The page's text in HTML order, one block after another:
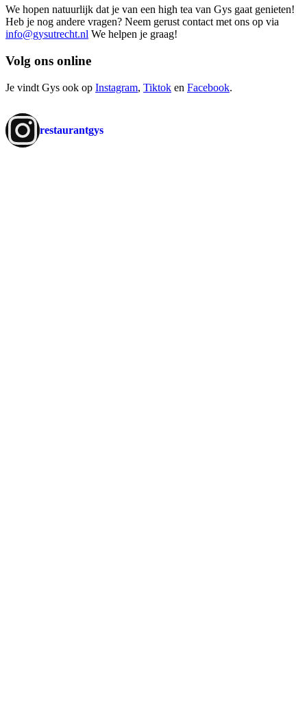
We hopen natuurlijk dat je van een high tea van Gys gaat genieten!
Heb je nog andere vragen? Neem gerust contact met ons op via
info@gysutrecht.nl We helpen je graag!
Volg ons online
Je vindt Gys ook op Instagram, Tiktok en Facebook.
restaurantgys